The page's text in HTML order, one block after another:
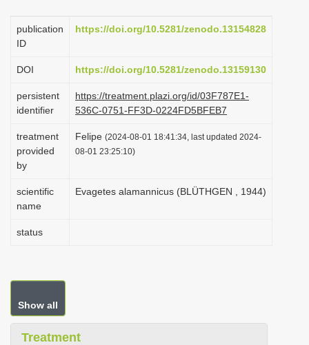
g
o
n
publication
ID
https://doi.org/10.5281/zenodo.13154828
DOI https://doi.org/10.5281/zenodo.13159130
persistent
identifier
https://treatment.plazi.org/id/03F787E1-
536C-0751-FF3D-0224FD5BFEB7
treatment
provided
by
Felipe (2024-08-01 18:41:34, last updated 2024-
08-01 23:25:10)
scientific
name
Evagetes alamannicus (BLÜTHGEN , 1944)
status
Show all
Treatment